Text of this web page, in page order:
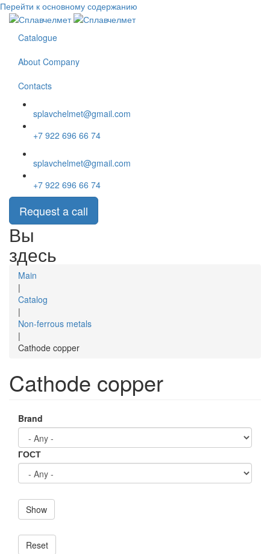
Перейти к основному содержанию
Catalogue
About Company
Contacts
splavchelmet@gmail.com
+7 922 696 66 74
splavchelmet@gmail.com
+7 922 696 66 74
Request a call
Вы
здесь
Main
|
Catalog
|
Non-ferrous metals
|
Cathode copper
Cathode copper
Brand
ГОСТ
Show
Reset